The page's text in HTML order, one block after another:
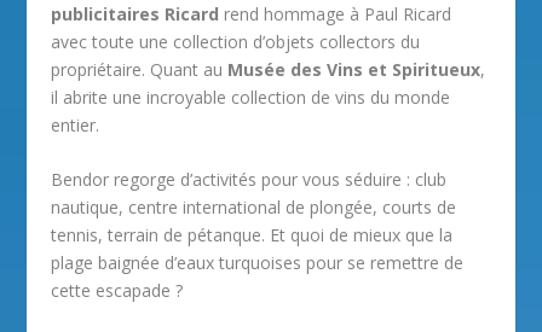
publicitaires Ricard rend hommage à Paul Ricard
avec toute une collection d’objets collectors du
propriétaire. Quant au Musée des Vins et Spiritueux,
il abrite une incroyable collection de vins du monde
entier.
Bendor regorge d’activités pour vous séduire : club
nautique, centre international de plongée, courts de
tennis, terrain de pétanque. Et quoi de mieux que la
plage baignée d’eaux turquoises pour se remettre de
cette escapade ?